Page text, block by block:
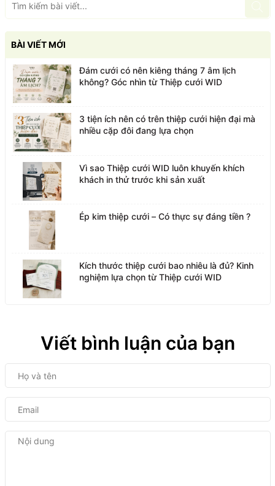
BÀI VIẾT MỚI
Đám cưới có nên kiêng tháng 7 âm lịch
không? Góc nhìn từ Thiệp cưới WID
3 tiện ích nên có trên thiệp cưới hiện đại mà
nhiều cặp đôi đang lựa chọn
Vì sao Thiệp cưới WID luôn khuyến khích
khách in thử trước khi sản xuất
Ép kim thiệp cưới – Có thực sự đáng tiền ?
Kích thước thiệp cưới bao nhiêu là đủ? Kinh
nghiệm lựa chọn từ Thiệp cưới WID
Viết bình luận của bạn